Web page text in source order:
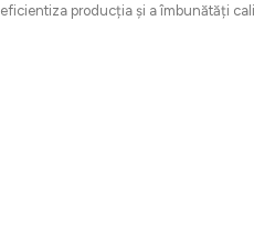
eficientiza producția și a îmbunătăți